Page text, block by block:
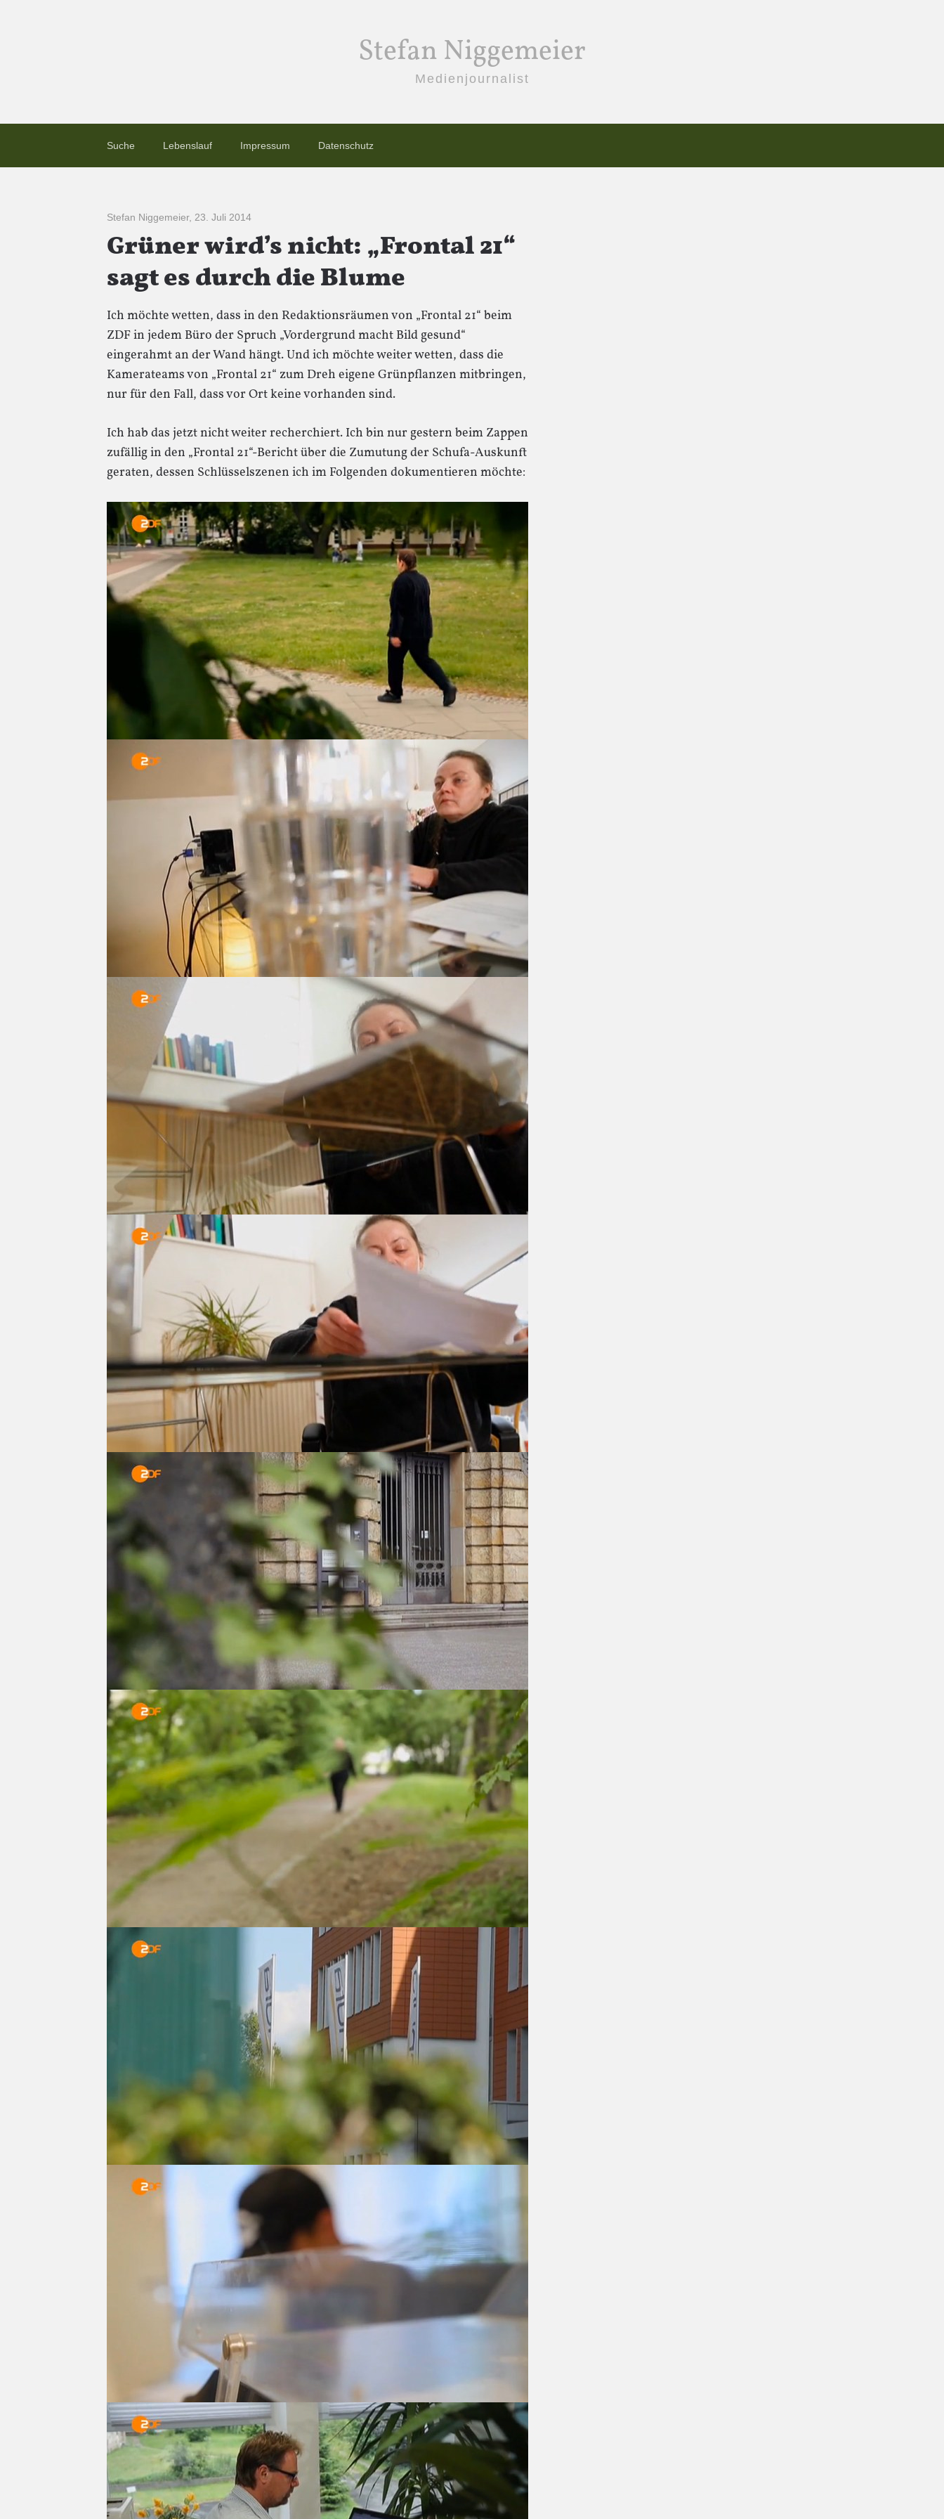
Stefan Niggemeier
Medienjournalist
Suche Lebenslauf Impressum Datenschutz
Stefan Niggemeier, 23. Juli 2014
Grüner wird’s nicht: „Frontal 21“
sagt es durch die Blume
Ich möchte wetten, dass in den Redaktionsräumen von „Frontal 21“ beim
ZDF in jedem Büro der Spruch „Vordergrund macht Bild gesund“
eingerahmt an der Wand hängt. Und ich möchte weiter wetten, dass die
Kamerateams von „Frontal 21“ zum Dreh eigene Grünpflanzen mitbringen,
nur für den Fall, dass vor Ort keine vorhanden sind.
Ich hab das jetzt nicht weiter recherchiert. Ich bin nur gestern beim Zappen
zufällig in den „Frontal 21“-Bericht über die Zumutung der Schufa-Auskunft
geraten, dessen Schlüsselszenen ich im Folgenden dokumentieren möchte: